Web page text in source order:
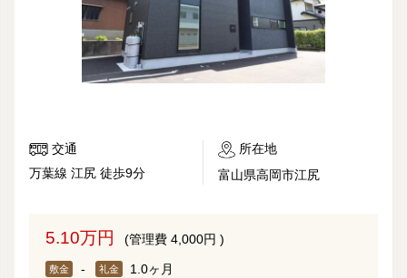
交通
万葉線 江尻 徒歩9分
所在地
富山県高岡市江尻
5.10万円 (管理費 4,000円 )
敷金 - 礼金 1.0ヶ月